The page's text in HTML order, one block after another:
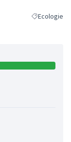
Filtrer les
Ecologie